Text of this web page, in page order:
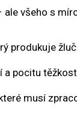
ale všeho s
produkuje
a pocitu
musí